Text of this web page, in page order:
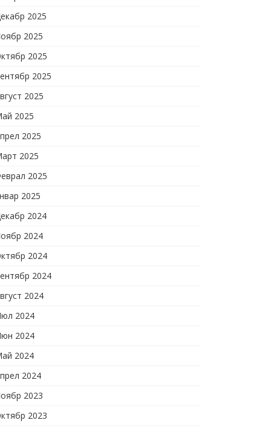
2025
2025
2025
2025
2025
2025
2025
2025
2025
2025
2024
2024
2024
2024
2024
2024
2024
2024
2024
2023
2023